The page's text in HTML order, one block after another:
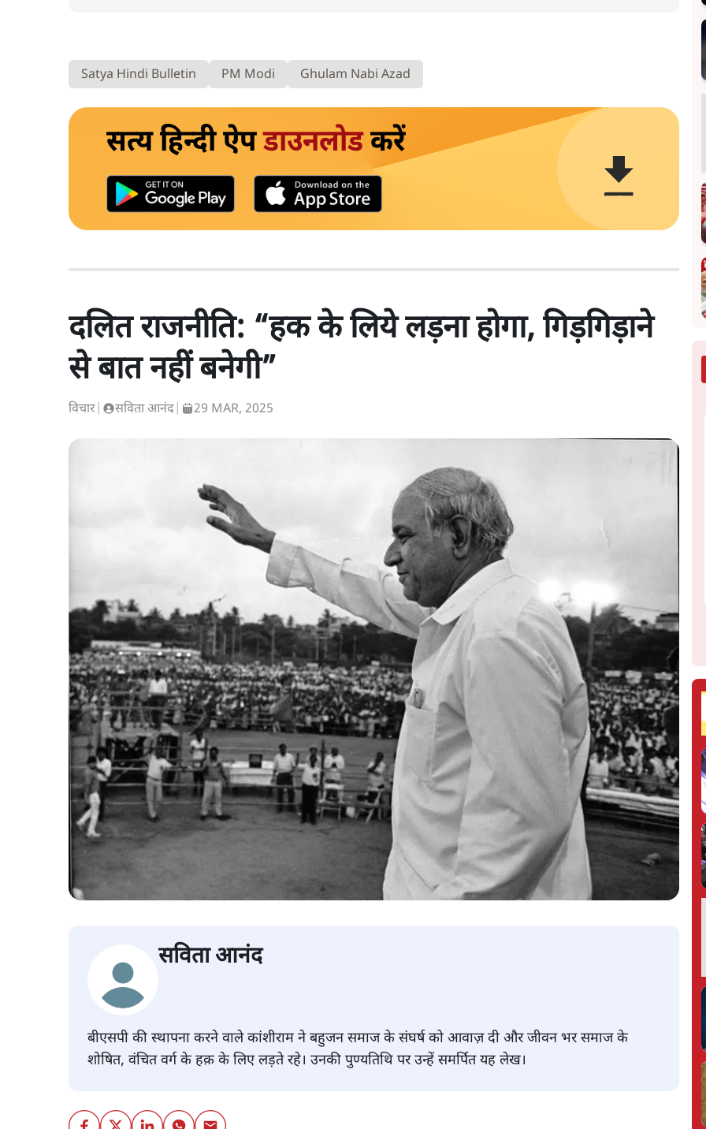
Satya Hindi Bulletin PM Modi Ghulam Nabi Azad
सत्य हिन्दी ऐपडाउनलोडकरें
दलित राजनीति: “हक के लिये लड़ना होगा, गिड़गिड़ाने
से बात नहीं बनेगी”
विचार सविता आनंद 29 MAR, 2025
सविता आनंद
बीएसपी की स्थापना करने वाले कांशीराम ने बहुजन समाज के संघर्ष को आवाज़ दी और जीवन भर समाज के
शोषित, वंचित वर्ग के हक़ के लिए लड़ते रहे। उनकी पुण्यतिथि पर उन्हें समर्पित यह लेख।